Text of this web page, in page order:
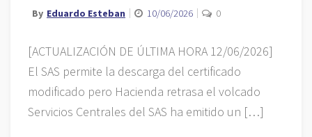
By Eduardo Esteban 10/06/2026 0
[ACTUALIZACIÓN DE ÚLTIMA HORA 12/06/2026]
El SAS permite la descarga del certificado
modificado pero Hacienda retrasa el volcado
Servicios Centrales del SAS ha emitido un […]